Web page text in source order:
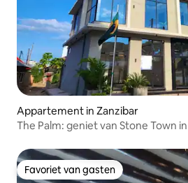
Appartement in Zanzibar
The Palm: geniet van Stone Town
Favoriet van gasten
Favoriet van gasten